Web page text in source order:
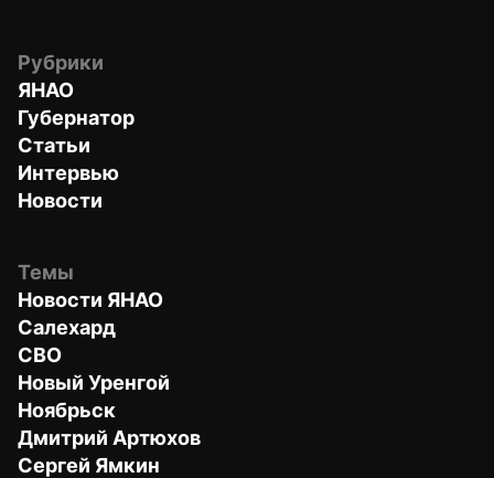
Рубрики
ЯНАО
Губернатор
Статьи
Интервью
Новости
Темы
Новости ЯНАО
Салехард
СВО
Новый Уренгой
Ноябрьск
Дмитрий Артюхов
Сергей Ямкин